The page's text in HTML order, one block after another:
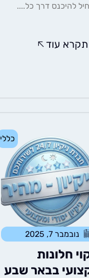
להיכנס דרך כל....
תקרא עוד
כללי
נובמבר 7, 2025
חלונות
בבאר שבע